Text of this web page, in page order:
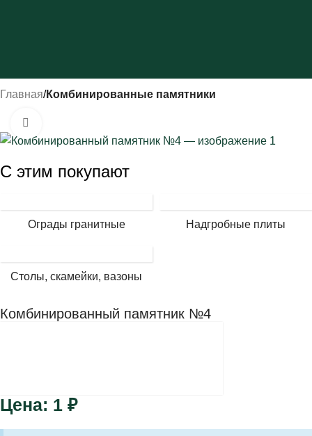
Главная Комбинированные памятники
С этим покупают
Ограды гранитные Надгробные плиты
Столы, скамейки, вазоны
Комбинированный памятник №4
1 ₽